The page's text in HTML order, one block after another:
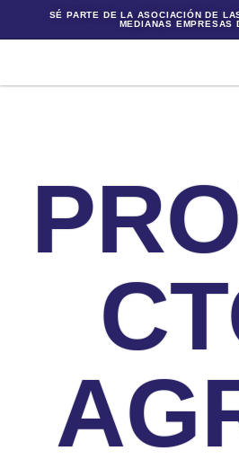
SÉ PARTE DE LA ASOCIACIÓN DE
MEDIANAS EMPRESAS